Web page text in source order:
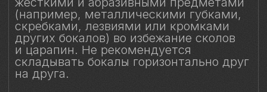
и может использоваться по прямому
назначению.
Особое внимание к
фарфоровому элементу
Фарфоровый цветок — результат